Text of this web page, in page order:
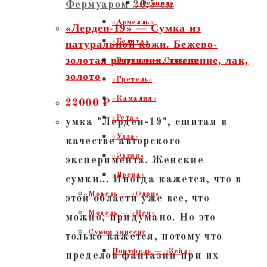
«Феония»
«Армелль»
«Белита»
«Видана» — Саквояж
«Гретель»
«Камалия»
«Рета»
«Улла»
«Эллия»
«Ярена»
Модель — «Одри»
Модель — «Нея»
Сумки унисекс
Портфель — «Зейд»
Фермуаром 20,5 см
«Лерден-19» — Сумка из
натуральной кожи. Бежево-
золотая рептилия. тиснение, лак,
золото
22000₽
умка "Лерден-19", сшитая в
качестве авторского
эксперимента. Женские
сумки... Иногда кажется, что в
этой области уже все, что
можно, придумано. Но это
только кажется, потому что
пределов фантазии при их